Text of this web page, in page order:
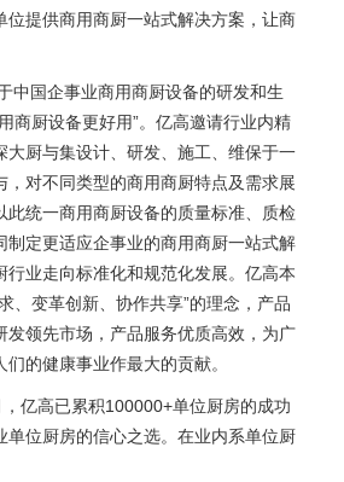
位提供商用商厨一站式解决方案，让商
中国企事业商用商厨设备的研发和生
商厨设备更好用”。亿高邀请行业内精
大厨与集设计、研发、施工、维保于一
，对不同类型的商用商厨特点及需求展
此统一商用商厨设备的质量标准、质检
制定更适应企事业的商用商厨一站式解
行业走向标准化和规范化发展。亿高本
、变革创新、协作共享”的理念，产品
发领先市场，产品服务优质高效，为广
的健康事业作最大的贡献。
高已累积100000+单位厨房的成功
单位厨房的信心之选。在业内系单位厨